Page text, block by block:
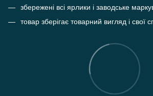
збережені всі ярлики і заводське
товар зберігає товарний вигляд і свої